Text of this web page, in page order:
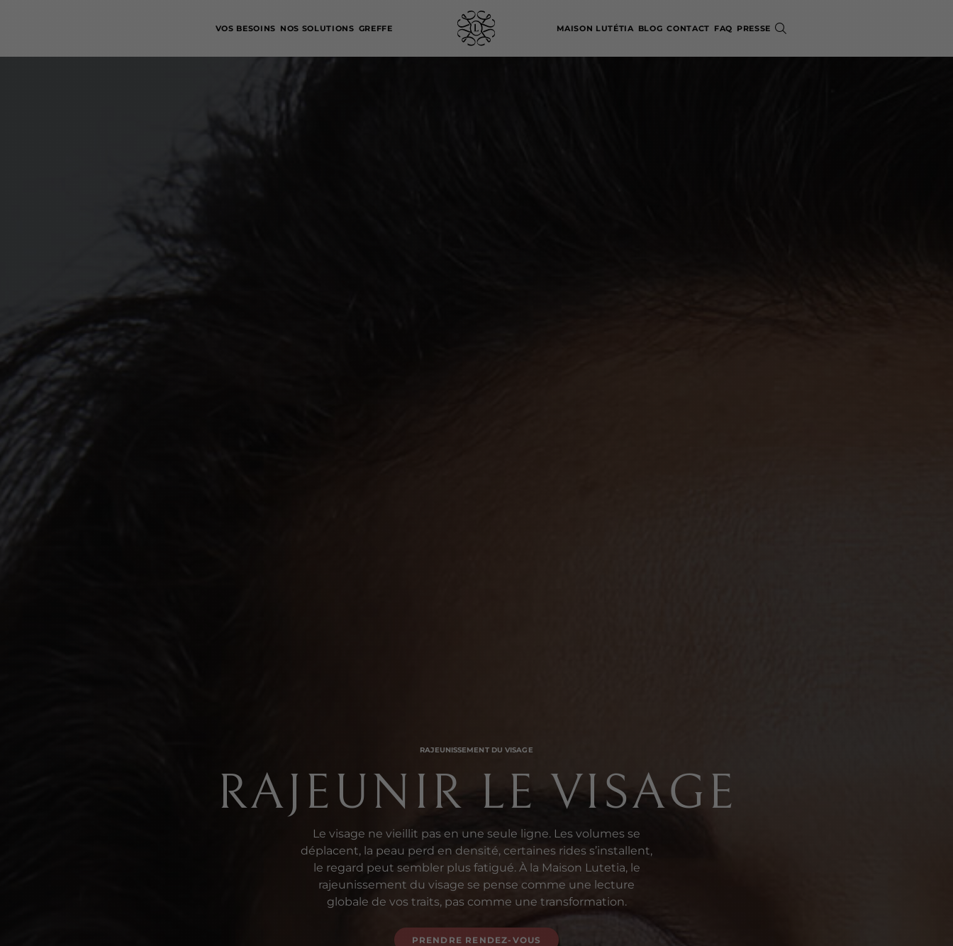
VOS BESOINS NOS SOLUTIONS GREFFE MAISON LUTÉTIA BLOG CONTACT FAQ PRESSE
RAJEUNISSEMENT DU VISAGE
RAJEUNIR LE VISAGE
Le visage ne vieillit pas en une seule ligne. Les volumes se
déplacent, la peau perd en densité, certaines rides s’installent,
le regard peut sembler plus fatigué. À la Maison Lutetia, le
rajeunissement du visage se pense comme une lecture
globale de vos traits, pas comme une transformation.
PRENDRE RENDEZ-VOUS